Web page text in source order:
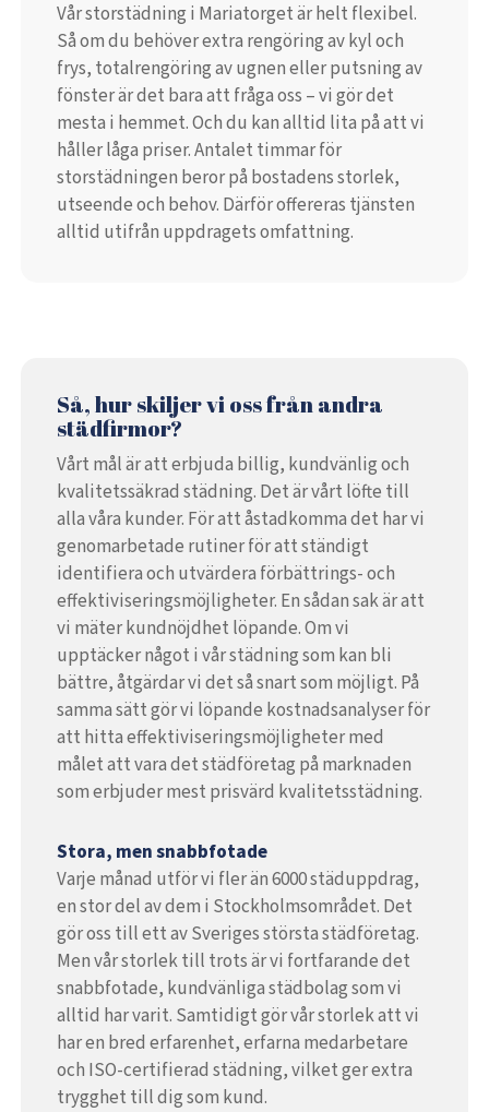
Vår storstädning i Mariatorget är helt flexibel.
Så om du behöver extra rengöring av kyl och
frys, totalrengöring av ugnen eller putsning av
fönster är det bara att fråga oss – vi gör det
mesta i hemmet. Och du kan alltid lita på att vi
håller låga priser. Antalet timmar för
storstädningen beror på bostadens storlek,
utseende och behov. Därför offereras tjänsten
alltid utifrån uppdragets omfattning.
Så, hur skiljer vi oss från andra
städfirmor?
Vårt mål är att erbjuda billig, kundvänlig och
kvalitetssäkrad städning. Det är vårt löfte till
alla våra kunder. För att åstadkomma det har vi
genomarbetade rutiner för att ständigt
identifiera och utvärdera förbättrings- och
effektiviseringsmöjligheter. En sådan sak är att
vi mäter kundnöjdhet löpande. Om vi
upptäcker något i vår städning som kan bli
bättre, åtgärdar vi det så snart som möjligt. På
samma sätt gör vi löpande kostnadsanalyser för
att hitta effektiviseringsmöjligheter med
målet att vara det städföretag på marknaden
som erbjuder mest prisvärd kvalitetsstädning.
Stora, men snabbfotade
Varje månad utför vi fler än 6000 städuppdrag,
en stor del av dem i Stockholmsområdet. Det
gör oss till ett av Sveriges största städföretag.
Men vår storlek till trots är vi fortfarande det
snabbfotade, kundvänliga städbolag som vi
alltid har varit. Samtidigt gör vår storlek att vi
har en bred erfarenhet, erfarna medarbetare
och ISO-certifierad städning, vilket ger extra
trygghet till dig som kund.